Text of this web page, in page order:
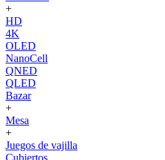
+
HD
4K
OLED
NanoCell
QNED
QLED
Bazar
+
Mesa
+
Juegos de vajilla
Cubiertos